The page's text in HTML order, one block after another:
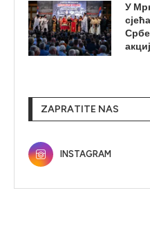
У
Србе
ZAPRATITE NAS
INSTAGRAM